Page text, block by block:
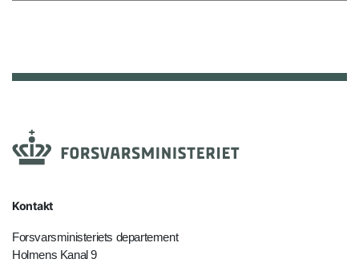
Kontakt
Forsvarsministeriets departement
Holmens Kanal 9